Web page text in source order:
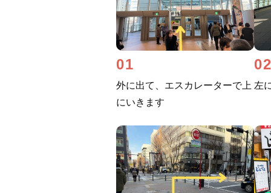
01
外に出て、エスカレーターで上
にいきます
左